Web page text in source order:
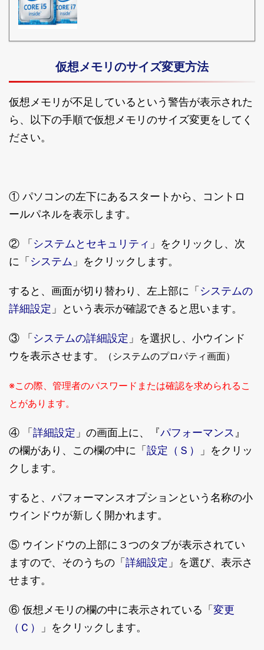
仮想メモリのサイズ変更方法
仮想メモリが不足しているという警告が表示された
ら、以下の手順で仮想メモリのサイズ変更をしてく
ださい。
① パソコンの左下にあるスタートから、コントロ
ールパネルを表示します。
② 「 システムとセキュリティ 」をクリックし、次
に「 システム 」をクリックします。
すると、画面が切り替わり、左上部に「 システムの
詳細設定 」という表示が確認できると思います。
③ 「 システムの詳細設定 」を選択し、小ウインド
ウを表示させます。（システムのプロパティ画面）
※この際、管理者のパスワードまたは確認を求められるこ
とがあります。
④ 「 詳細設定 」の画面上に、『パフォーマンス 』
の欄があり、この欄の中に「 設定（Ｓ）
」をクリッ
クします。
すると、パフォーマンスオプションという名称の小
ウインドウが新しく開かれます。
⑤ ウインドウの上部に３つのタブが表示されてい
ますので、そのうちの「 詳細設定 」を選び、表示さ
せます。
⑥ 仮想メモリの欄の中に表示されている「 変更
（Ｃ）
」をクリックします。